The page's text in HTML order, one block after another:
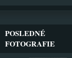
POSLEDNÉ
FOTOGRAFIE